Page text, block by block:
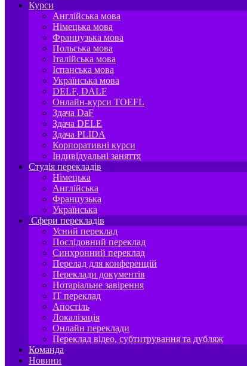
Курси
Англійська мова
Німецька мова
Французька мова
Польська мова
Італійська мова
Іспанська мова
Українська мова
DELF, DALF
Онлайн-курси TOEFL
Здача DaF
Здача DELE
Здача PLIDA
Корпоративні курси
Індивідуальні заняття
Студія перекладів
Німецька
Англійська
Французька
Українська
Сфери перекладів
Усний переклад
Послідовний переклад
Синхронний переклад
Перелад для конференцій
Переклади документів
Нотаріальне завірення
IT переклад
Апостіль
Локалізація
Онлайн переклади
Переклад відео, субтитрування та дубляж
Команда
Новини